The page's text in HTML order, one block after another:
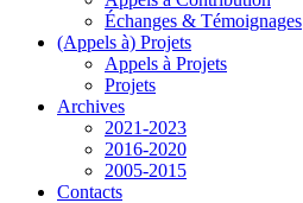
Échanges & Témoignages
(Appels à) Projets
Appels à Projets
Projets
Archives
2021-2023
2016-2020
2005-2015
Contacts